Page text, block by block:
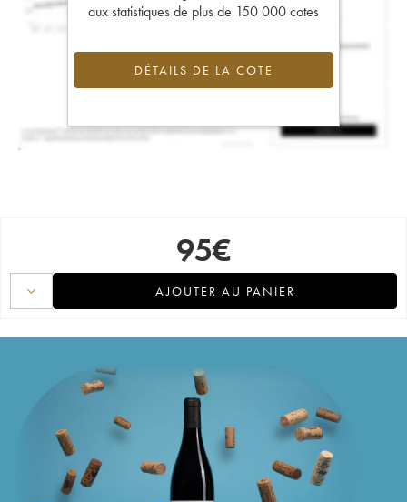
aux statistiques de plus de 150 000 cotes
DÉTAILS DE LA COTE
95€
AJOUTER AU PANIER